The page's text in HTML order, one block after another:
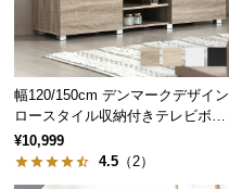
入
経
路
つ
い
て
幅120/150cm デンマークデザイン
ロースタイル収納付きテレビボー
ド
¥10,999
4.5 （2）